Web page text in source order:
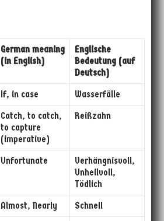
German meaning
(in English)
Englische
Bedeutung (auf
Deutsch)
If, in case
Wasserfälle
Catch, to catch,
to capture
(imperative)
Reißzahn
Unfortunate
Verhängnisvoll,
Unheilvoll,
Tödlich
Almost, Nearly
Schnell